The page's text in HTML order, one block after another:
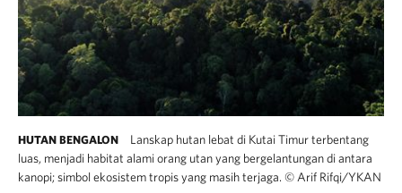
HUTAN BENGALON
Lanskap hutan lebat di Kutai Timur terbentang
luas, menjadi habitat alami orang utan yang bergelantungan di antara
kanopi; simbol ekosistem tropis yang masih terjaga. © Arif Rifqi/YKAN